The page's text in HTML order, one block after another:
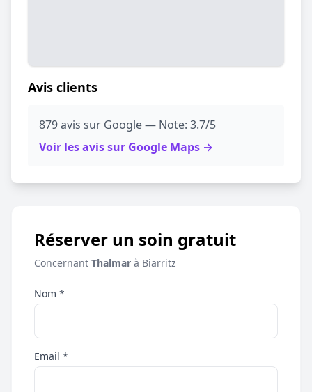
Avis clients
879 avis sur Google — Note: 3.7/5
Voir les avis sur Google Maps →
Réserver un soin gratuit
Concernant Thalmar à Biarritz
Nom *
Email *